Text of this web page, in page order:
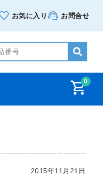
お気に入り お問合せ
0
2015年11月21日